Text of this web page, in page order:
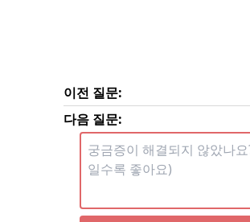
이전 질문:
다음 질문: